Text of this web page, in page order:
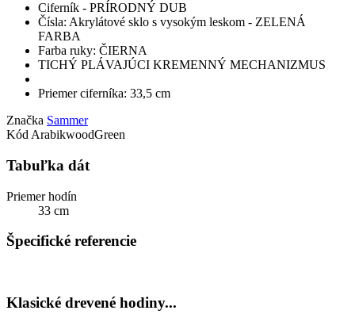
Ciferník - PRÍRODNÝ DUB
Čísla: Akrylátové sklo s vysokým leskom - ZELENÁ
FARBA
Farba ruky: ČIERNA
TICHÝ PLÁVAJÚCI KREMENNÝ MECHANIZMUS
Priemer ciferníka: 33,5 cm
Značka Sammer
Kód ArabikwoodGreen
Tabuľka dát
Priemer hodín
33 cm
Špecifické referencie
Klasické drevené hodiny...